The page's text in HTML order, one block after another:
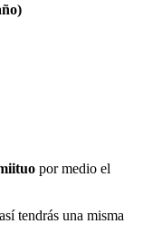
por medio el
tendrás una misma